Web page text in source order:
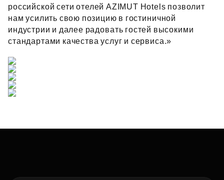
российской сети отелей AZIMUT Hotels позволит
нам усилить свою позицию в гостиничной
индустрии и далее радовать гостей высокими
стандартами качества услуг и сервиса.»